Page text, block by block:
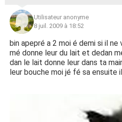
Utilisateur anonyme
8 juil. 2009 à 18:52
bin apepré a 2 moi é demi si il
mé donne leur du lait et dedan
dan le lait donne leur dans ta
leur bouche moi jé fé sa ensuite